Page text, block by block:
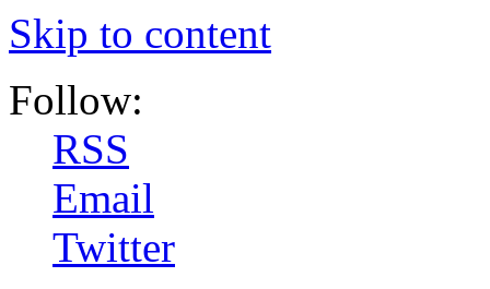
Skip to content
Follow:
RSS
Email
Twitter